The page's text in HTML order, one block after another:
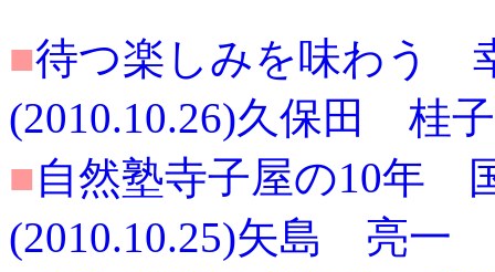
■待つ楽しみを味わう
(2010.10.26)久保田 桂子
■自然塾寺子屋の10年
(2010.10.25)矢島 亮一